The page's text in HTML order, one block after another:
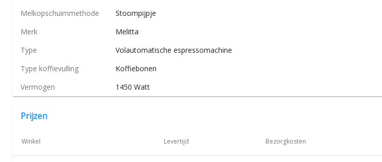
Melkopschuimmethode
Stoompijpje
Merk
Melitta
Type
Volautomatische espressomachine
Type koffievulling
Koffiebonen
Vermogen
1450 Watt
Prijzen
Winkel Levertijd Bezorgkosten